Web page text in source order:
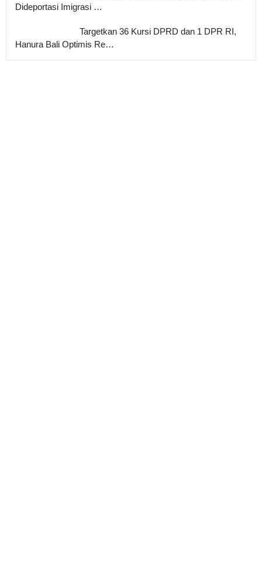
Dideportasi Imigrasi …
Targetkan 36 Kursi DPRD dan 1 DPR RI,
Hanura Bali Optimis Re…